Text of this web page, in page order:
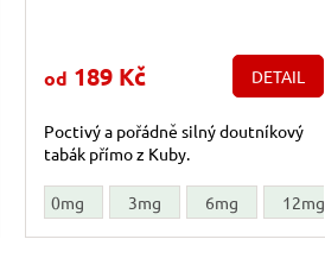
18 mg
od 189 Kč DETAIL
Poctivý a pořádně silný doutníkový
tabák přímo z Kuby.
0mg 3mg 6mg 12mg